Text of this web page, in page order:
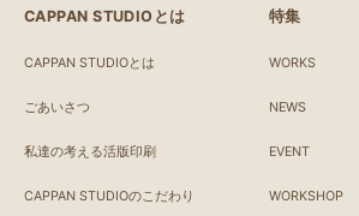
CAPPAN STUDIOとは
CAPPAN STUDIOとは
ごあいさつ
私達の考える活版印刷
CAPPAN STUDIOのこだわり
特集
WORKS
NEWS
EVENT
WORKSHOP